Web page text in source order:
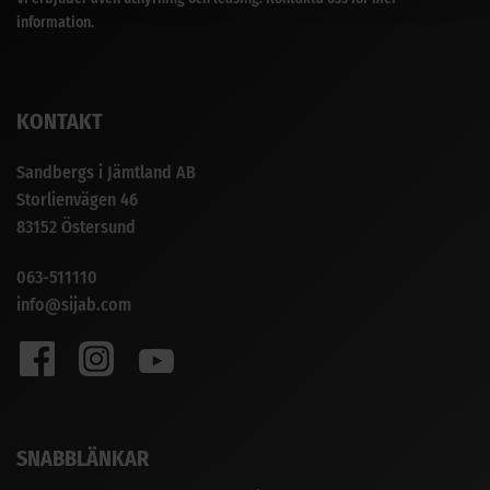
information.
KONTAKT
Sandbergs i Jämtland AB
Storlienvägen 46
83152 Östersund
063-511110
info@sijab.com
SNABBLÄNKAR